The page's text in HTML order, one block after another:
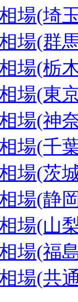
場(埼
場(群
場(栃
場(東
場(神
場(千
場(茨
場(静
場(山
場(福
場(共